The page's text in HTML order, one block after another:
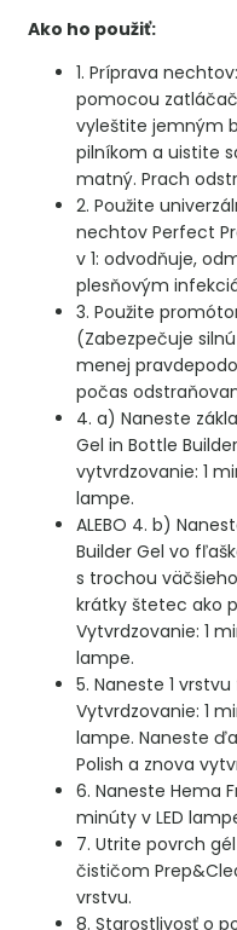
Ako ho použiť:
1. Príprava
pomocou
vyleštite jemným
pilníkom a uistite
matný. Prach
2. Použite
nechtov Perfect
v 1: odvodňuje,
plesňovým
3. Použite
(Zabezpečuje
menej
počas
4. a) Naneste
Gel in Bottle
vytvrdzovanie: 1
lampe.
ALEBO 4. b)
Builder Gel vo
s trochou
krátky štetec ako
Vytvrdzovanie: 1
lampe.
5. Naneste 1
Vytvrdzovanie: 1
lampe. Naneste
Polish a znova
6. Naneste Hema
minúty v LED
7. Utrite povrch
čističom
vrstvu.
8. Starostlivosť o